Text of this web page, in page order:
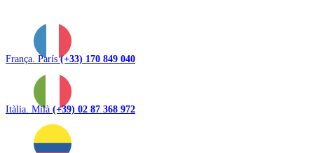
França. París(+33) 170 849 040
Itàlia. Milà (+39) 02 87 368 972